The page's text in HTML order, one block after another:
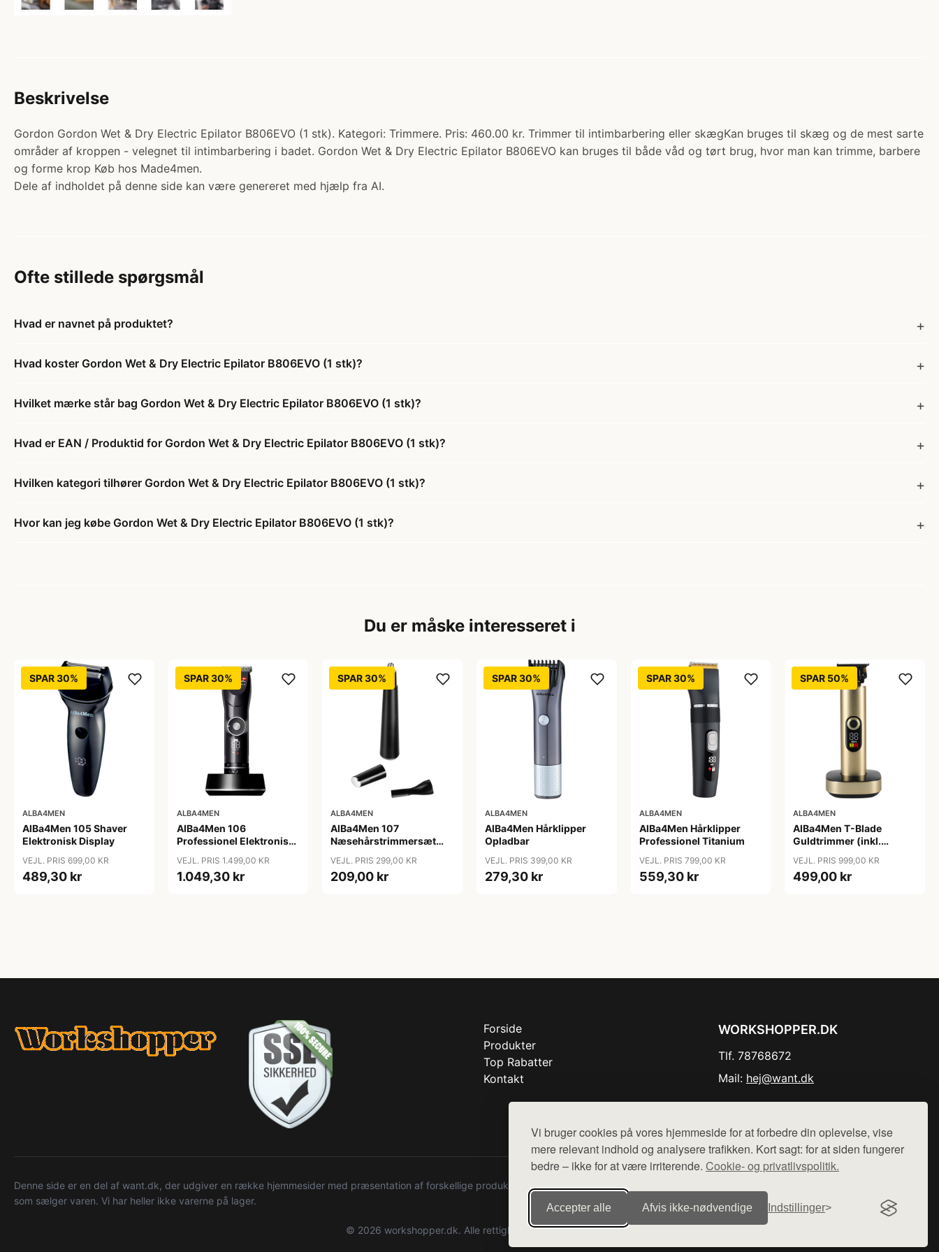
Vi bruger cookies på vores hjemmeside for at forbedre din oplevelse, vise
mere relevant indhold og analysere trafikken. Kort sagt: for at siden fungerer
bedre – ikke for at være irriterende. Cookie- og privatlivspolitik.
Accepter alle Afvis ikke‑nødvendige Indstillinger
Beskrivelse
Gordon Gordon Wet & Dry Electric Epilator B806EVO (1 stk). Kategori: Trimmere. Pris: 460.00 kr. Trimmer til intimbarbering eller skægKan bruges til skæg og de mest sarte
områder af kroppen - velegnet til intimbarbering i badet. Gordon Wet & Dry Electric Epilator B806EVO kan bruges til både våd og tørt brug, hvor man kan trimme, barbere
og forme krop Køb hos Made4men.
Dele af indholdet på denne side kan være genereret med hjælp fra AI.
Ofte stillede spørgsmål
Hvad er navnet på produktet?
Hvad koster Gordon Wet & Dry Electric Epilator B806EVO (1 stk)?
Hvilket mærke står bag Gordon Wet & Dry Electric Epilator B806EVO (1 stk)?
Hvad er EAN / Produktid for Gordon Wet & Dry Electric Epilator B806EVO (1 stk)?
Hvilken kategori tilhører Gordon Wet & Dry Electric Epilator B806EVO (1 stk)?
Hvor kan jeg købe Gordon Wet & Dry Electric Epilator B806EVO (1 stk)?
Du er måske interesseret i
SPAR 30%
ALBA4MEN
AlBa4Men 105 Shaver
Elektronisk Display
VEJL. PRIS 699,00 KR
489,30 kr
SPAR 30%
ALBA4MEN
AlBa4Men 106
Professionel Elektronisk
VEJL. PRIS 1.499,00 KR
1.049,30 kr
SPAR 30%
ALBA4MEN
AlBa4Men 107
Næsehårstrimmersæt
VEJL. PRIS 299,00 KR
209,00 kr
SPAR 30%
ALBA4MEN
AlBa4Men Hårklipper
Opladbar
VEJL. PRIS 399,00 KR
279,30 kr
SPAR 30%
ALBA4MEN
AlBa4Men Hårklipper
Professionel Titanium
VEJL. PRIS 799,00 KR
559,30 kr
SPAR 50%
ALBA4MEN
AlBa4Men T-Blade
Guldtrimmer (inkl.
VEJL. PRIS 999,00 KR
499,00 kr
Forside
Produkter
Top Rabatter
Kontakt
WORKSHOPPER.DK
Tlf. 78768672
Mail: hej@want.dk
Denne side er en del af want.dk, der udgiver en række hjemmesider med præsentation af forskellige produkter fra diverse webshops. Der sælges ikke varer fra denne side - vi henviser til de shops,
som sælger varen. Vi har heller ikke varerne på lager.
© 2026 workshopper.dk. Alle rettigheder forbeholdes.